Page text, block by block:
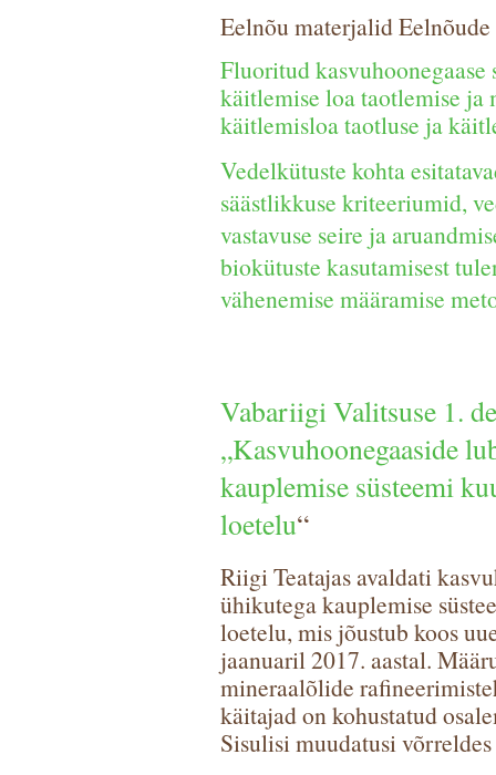
Eelnõu materjalid
Fluoritud kasvuhoonegaase
käitlemise loa taotlemise ja
käitlemisloa taotluse ja
Vedelkütuste kohta
säästlikkuse kriteeriumid,
vastavuse seire ja
biokütuste kasutamisest
vähenemise määramise
Vabariigi Valitsuse 1.
„Kasvuhoonegaaside
kauplemise süsteemi
loetelu“
Riigi Teatajas avaldati
ühikutega kauplemise
loetelu, mis jõustub koos
jaanuaril 2017. aastal.
mineraalõlide
käitajad on kohustatud
Sisulisi muudatusi